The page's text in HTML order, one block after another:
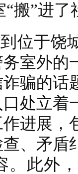
搬”进了
位于饶
室外的
骗的话
处立着
进展，
、矛盾
。此外